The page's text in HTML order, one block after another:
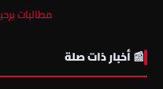
مطالبات
📰 أخبار ذات صلة